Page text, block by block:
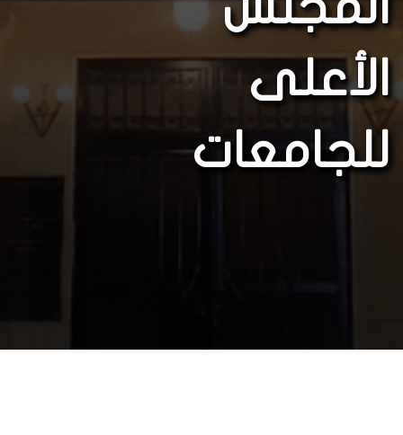
الأعلى
للجامعات